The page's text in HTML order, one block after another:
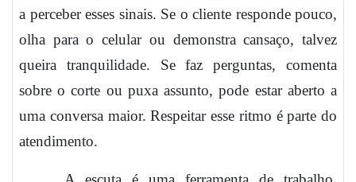
a perceber esses sinais. Se o cliente responde pouco,
olha para o celular ou demonstra cansaço, talvez
queira tranquilidade. Se faz perguntas, comenta
sobre o corte ou puxa assunto, pode estar aberto a
uma conversa maior. Respeitar esse ritmo é parte do
atendimento.